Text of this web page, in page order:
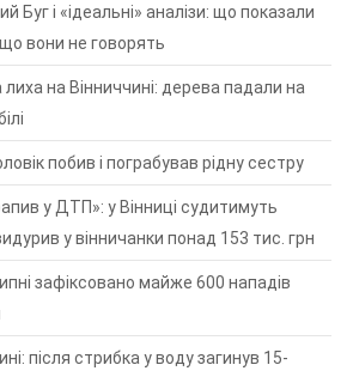
Буг і «ідеальні» аналізи: що показали
вони не говорять
на Вінниччині: дерева падали на
побив і пограбував рідну сестру
у ДТП»: у Вінниці судитимуть
у вінничанки понад 153 тис. грн
зафіксовано майже 600 нападів
після стрибка у воду загинув 15-